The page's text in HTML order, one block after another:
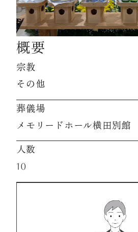
お知らせ
資料請求
お見積もり
お問合わせ
概要
宗教
その他
葬儀場
メモリードホール横田別館
人数
10